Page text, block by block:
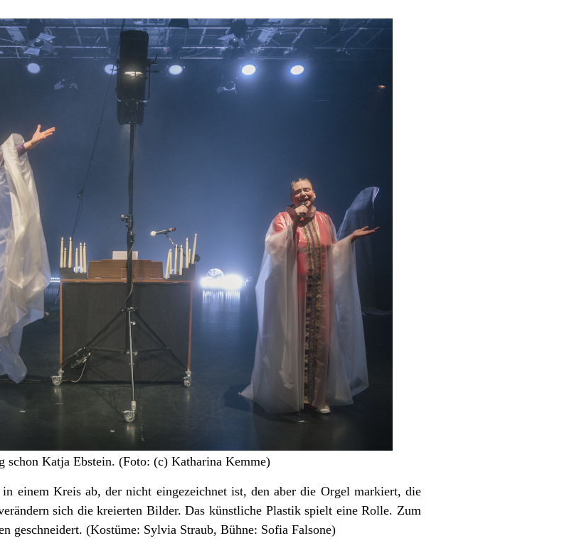
schon Katja Ebstein. (Foto: (c) Katharina Kemme)
einem Kreis ab, der nicht eingezeichnet ist, den aber die Orgel markiert, die
sich die kreierten Bilder. Das künstliche Plastik spielt eine Rolle. Zum
geschneidert. (Kostüme: Sylvia Straub, Bühne: Sofia Falsone)